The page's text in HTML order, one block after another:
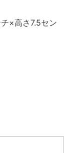
×高さ7.5セン